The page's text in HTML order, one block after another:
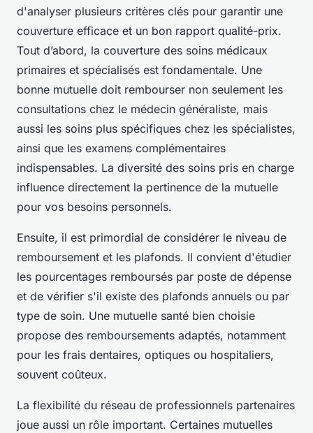
d'analyser plusieurs critères clés pour garantir une
couverture efficace et un bon rapport qualité-prix.
Tout d’abord, la couverture des soins médicaux
primaires et spécialisés est fondamentale. Une
bonne mutuelle doit rembourser non seulement les
consultations chez le médecin généraliste, mais
aussi les soins plus spécifiques chez les spécialistes,
ainsi que les examens complémentaires
indispensables. La diversité des soins pris en charge
influence directement la pertinence de la mutuelle
pour vos besoins personnels.
Ensuite, il est primordial de considérer le niveau de
remboursement et les plafonds. Il convient d'étudier
les pourcentages remboursés par poste de dépense
et de vérifier s'il existe des plafonds annuels ou par
type de soin. Une mutuelle santé bien choisie
propose des remboursements adaptés, notamment
pour les frais dentaires, optiques ou hospitaliers,
souvent coûteux.
La flexibilité du réseau de professionnels partenaires
joue aussi un rôle important. Certaines mutuelles